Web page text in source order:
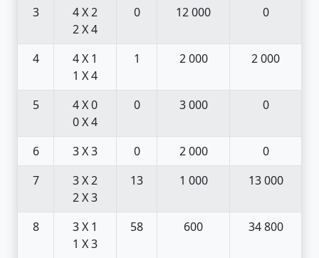
3
4 X 2
2 X 4
0 12 000 0
4
4 X 1
1 X 4
1 2 000 2 000
5
4 X 0
0 X 4
0 3 000 0
6 3 X 3 0 2 000
0
7
3 X 2
2 X 3
13 1 000 13 000
8
3 X 1
1 X 3
58 600 34 800